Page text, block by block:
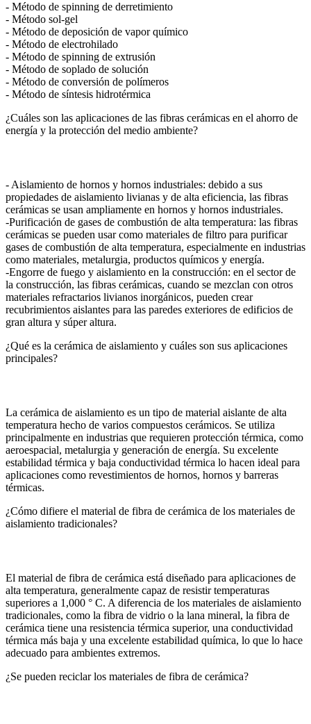
- Método de spinning de derretimiento
- Método sol-gel
- Método de deposición de vapor químico
- Método de electrohilado
- Método de spinning de extrusión
- Método de soplado de solución
- Método de conversión de polímeros
- Método de síntesis hidrotérmica
¿Cuáles son las aplicaciones de las fibras cerámicas en el ahorro de
energía y la protección del medio ambiente?
- Aislamiento de hornos y hornos industriales: debido a sus
propiedades de aislamiento livianas y de alta eficiencia, las fibras
cerámicas se usan ampliamente en hornos y hornos industriales.
-Purificación de gases de combustión de alta temperatura: las fibras
cerámicas se pueden usar como materiales de filtro para purificar
gases de combustión de alta temperatura, especialmente en industrias
como materiales, metalurgia, productos químicos y energía.
-Engorre de fuego y aislamiento en la construcción: en el sector de
la construcción, las fibras cerámicas, cuando se mezclan con otros
materiales refractarios livianos inorgánicos, pueden crear
recubrimientos aislantes para las paredes exteriores de edificios de
gran altura y súper altura.
¿Qué es la cerámica de aislamiento y cuáles son sus aplicaciones
principales?
La cerámica de aislamiento es un tipo de material aislante de alta
temperatura hecho de varios compuestos cerámicos. Se utiliza
principalmente en industrias que requieren protección térmica, como
aeroespacial, metalurgia y generación de energía. Su excelente
estabilidad térmica y baja conductividad térmica lo hacen ideal para
aplicaciones como revestimientos de hornos, hornos y barreras
térmicas.
¿Cómo difiere el material de fibra de cerámica de los materiales de
aislamiento tradicionales?
El material de fibra de cerámica está diseñado para aplicaciones de
alta temperatura, generalmente capaz de resistir temperaturas
superiores a 1,000 ° C. A diferencia de los materiales de aislamiento
tradicionales, como la fibra de vidrio o la lana mineral, la fibra de
cerámica tiene una resistencia térmica superior, una conductividad
térmica más baja y una excelente estabilidad química, lo que lo hace
adecuado para ambientes extremos.
¿Se pueden reciclar los materiales de fibra de cerámica?